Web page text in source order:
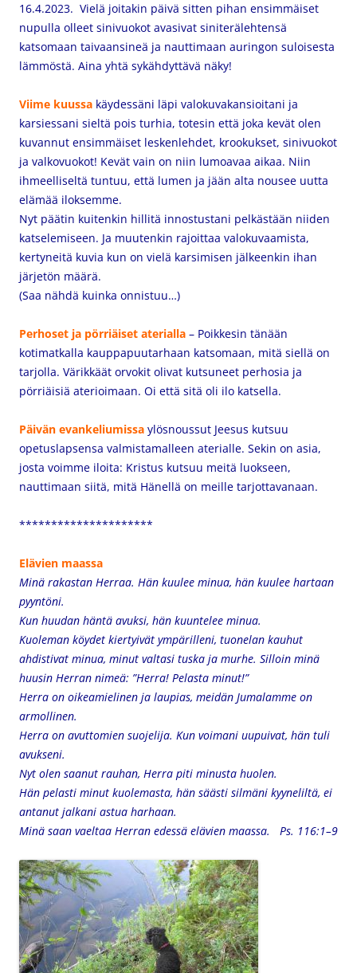
16.4.2023. Vielä joitakin päivä sitten pihan ensimmäiset
nupulla olleet sinivuokot avasivat siniterälehtensä
katsomaan taivaansineä ja nauttimaan auringon suloisesta
lämmöstä. Aina yhtä sykähdyttävä näky!
Viime kuussa käydessäni läpi valokuvakansioitani ja
karsiessani sieltä pois turhia, totesin että joka kevät olen
kuvannut ensimmäiset leskenlehdet, krookukset, sinivuokot
ja valkovuokot! Kevät vain on niin lumoavaa aikaa. Niin
ihmeelliseltä tuntuu, että lumen ja jään alta nousee uutta
elämää iloksemme.
Nyt päätin kuitenkin hillitä innostustani pelkästään niiden
katselemiseen. Ja muutenkin rajoittaa valokuvaamista,
kertyneitä kuvia kun on vielä karsimisen jälkeenkin ihan
järjetön määrä.
(Saa nähdä kuinka onnistuu…)
Perhoset ja pörriäiset aterialla – Poikkesin tänään
kotimatkalla kauppapuutarhaan katsomaan, mitä siellä on
tarjolla. Värikkäät orvokit olivat kutsuneet perhosia ja
pörriäisiä aterioimaan. Oi että sitä oli ilo katsella.
Päivän evankeliumissa ylösnoussut Jeesus kutsuu
opetuslapsensa valmistamalleen aterialle. Sekin on asia,
josta voimme iloita: Kristus kutsuu meitä luokseen,
nauttimaan siitä, mitä Hänellä on meille tarjottavanaan.
*********************
Elävien maassa
Minä rakastan Herraa. Hän kuulee minua, hän kuulee hartaan
pyyntöni.
Kun huudan häntä avuksi, hän kuuntelee minua.
Kuoleman köydet kiertyivät ympärilleni, tuonelan kauhut
ahdistivat minua, minut valtasi tuska ja murhe. Silloin minä
huusin Herran nimeä: ”Herra! Pelasta minut!”
Herra on oikeamielinen ja laupias, meidän Jumalamme on
armollinen.
Herra on avuttomien suojelija. Kun voimani uupuivat, hän tuli
avukseni.
Nyt olen saanut rauhan, Herra piti minusta huolen.
Hän pelasti minut kuolemasta, hän säästi silmäni kyyneliltä, ei
antanut jalkani astua harhaan.
Minä saan vaeltaa Herran edessä elävien maassa. Ps. 116:1–9